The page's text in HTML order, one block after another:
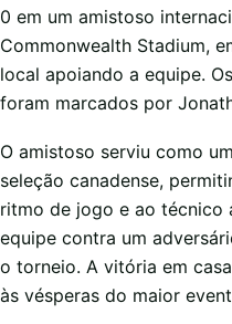
0 em um amistoso
Commonwealth Stadium,
local apoiando a equipe.
foram marcados por
O amistoso serviu como
seleção canadense,
ritmo de jogo e ao técnico
equipe contra um
o torneio. A vitória em
às vésperas do maior